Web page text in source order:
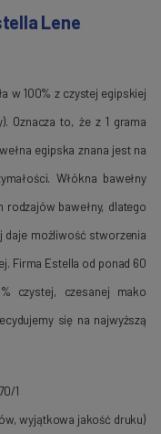
Lene
w 100% z czystej egipskiej
Oznacza to, że z 1 grama
egipska znana jest na
Włókna bawełny
rodzajów bawełny, dlatego
daje możliwość stworzenia
Firma Estella od ponad 60
czystej, czesanej mako
się na najwyższą
1
wyjątkowa jakość druku)